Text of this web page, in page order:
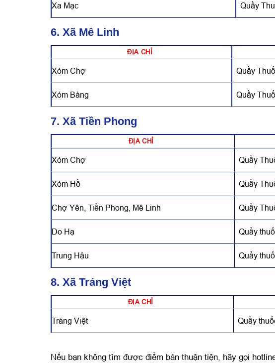
Xa Mạc Quầy
6. Xã Mê Linh
ĐỊA CHỈ
Xóm Chợ Quầy
Xóm Bàng Quầy
7. Xã Tiền Phong
ĐỊA CHỈ
Xóm Chợ Quầy
Xóm Hồ Quầy
Chợ Yên, Tiền Phong, Mê Linh Quầy
Do Hạ Quầy
Trung Hậu Quầy
8. Xã Tráng Việt
ĐỊA CHỈ
Tráng Việt Quầy
Nếu bạn không tìm được điểm bán thuận tiện, hãy gọi